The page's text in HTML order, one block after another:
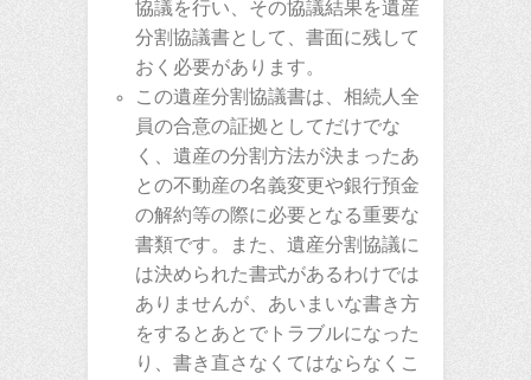
協議を行い、その協議結果を遺産
分割協議書として、書面に残して
おく必要があります。
この遺産分割協議書は、相続人全
員の合意の証拠としてだけでな
く、遺産の分割方法が決まったあ
との不動産の名義変更や銀行預金
の解約等の際に必要となる重要な
書類です。また、遺産分割協議に
は決められた書式があるわけでは
ありませんが、あいまいな書き方
をするとあとでトラブルになった
り、書き直さなくてはならなくこ